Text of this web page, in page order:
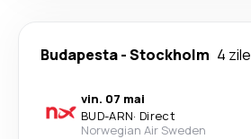
Budapesta-Stockholm 4 zile
vin. 07 mai
BUD-ARN· Direct
Norwegian Air Sweden